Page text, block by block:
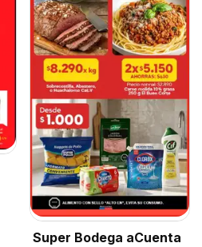
Super Bodega aCuenta